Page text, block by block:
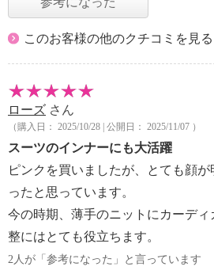
このお客様の他のクチコミを見る
ローズ さん
（購入日： 2025/10/28 | 公開日： 2025/11/07 ）
スーツのインナーにも大活躍
ピンクを買いましたが、とても顔
ったと思っています。
今の時期、薄手のニットにカーデ
整にはとても役立ちます。
2人が「参考になった」と言っています